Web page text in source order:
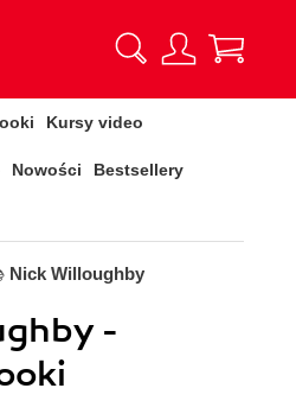
Kursy video
Nowości Bestsellery
Nick Willoughby
-